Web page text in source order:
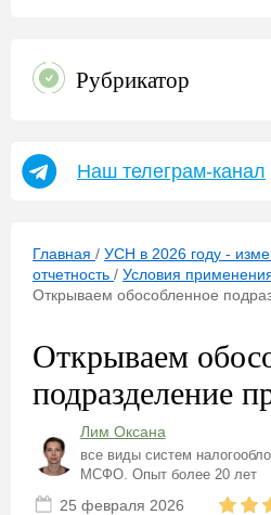
Рубрикатор
Наш телеграм-канал
Главная / УСН в 2026 году -
отчетность / Условия
Открываем обособленное
Открываем
подразделение
Лим Оксана
все виды систем
МСФО. Опыт более 20 лет
25 февраля 2026